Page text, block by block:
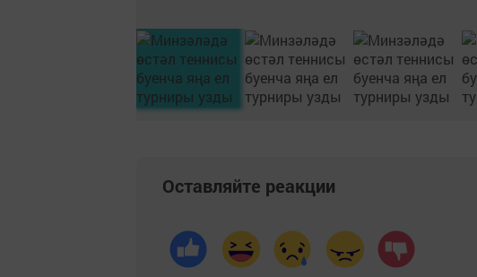
Оставляйте реакции